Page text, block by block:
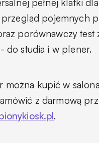
pełnej klatki dla
pojemnych
porównawczy test
do studia i w plener.
można kupić w
z darmową
.